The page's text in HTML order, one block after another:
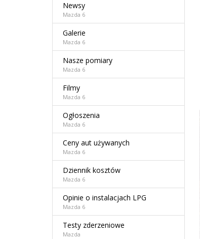
Newsy
Mazda 6
Galerie
Mazda 6
Nasze pomiary
Mazda 6
Filmy
Mazda 6
Ogłoszenia
Mazda 6
Ceny aut używanych
Mazda 6
Dziennik kosztów
Mazda 6
Opinie o instalacjach LPG
Mazda 6
Testy zderzeniowe
Mazda